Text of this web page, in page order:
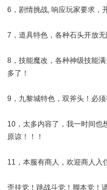
6，剧情挑战, 响应玩家要求
7，道具特色，各种石头开放
8，技能魔改，各种神级技能
多了！
9，九黎城特色，双斧头！必
10，太多内容了，我一时间也
原谅！！！
11，本服有商人，欢迎商人入
歪挂党！跳战斗党！脚本党！